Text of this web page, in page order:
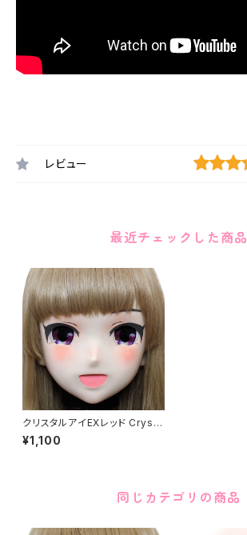
レビュー
最近チェックした商品
クリスタルアイEXレッド Crysta
l Eye[EX]Red
¥1,100
同じカテゴリの商品